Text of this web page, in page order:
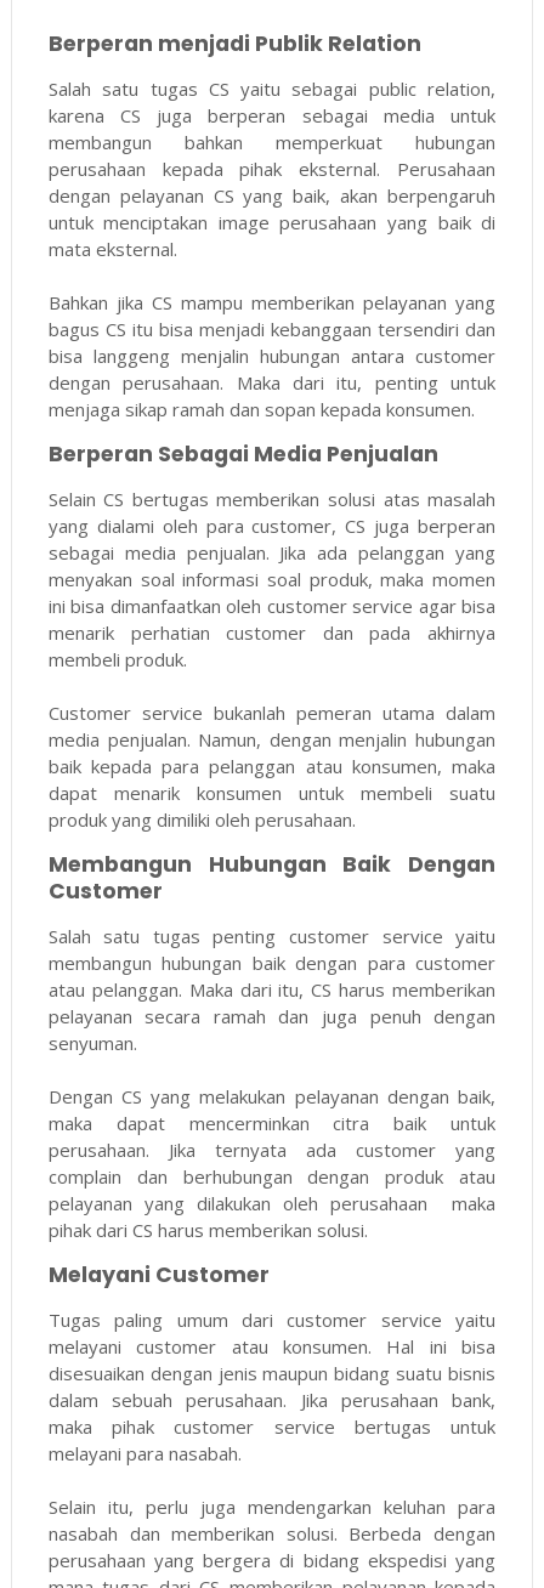
Berperan menjadi Publik Relation
Salah satu tugas CS yaitu sebagai public relation,
karena CS juga berperan sebagai media untuk
membangun bahkan memperkuat hubungan
perusahaan kepada pihak eksternal. Perusahaan
dengan pelayanan CS yang baik, akan berpengaruh
untuk menciptakan image perusahaan yang baik di
mata eksternal.
Bahkan jika CS mampu memberikan pelayanan yang
bagus CS itu bisa menjadi kebanggaan tersendiri dan
bisa langgeng menjalin hubungan antara customer
dengan perusahaan. Maka dari itu, penting untuk
menjaga sikap ramah dan sopan kepada konsumen.
Berperan Sebagai Media Penjualan
Selain CS bertugas memberikan solusi atas masalah
yang dialami oleh para customer, CS juga berperan
sebagai media penjualan. Jika ada pelanggan yang
menyakan soal informasi soal produk, maka momen
ini bisa dimanfaatkan oleh customer service agar bisa
menarik perhatian customer dan pada akhirnya
membeli produk.
Customer service bukanlah pemeran utama dalam
media penjualan. Namun, dengan menjalin hubungan
baik kepada para pelanggan atau konsumen, maka
dapat menarik konsumen untuk membeli suatu
produk yang dimiliki oleh perusahaan.
Membangun Hubungan Baik Dengan
Customer
Salah satu tugas penting customer service yaitu
membangun hubungan baik dengan para customer
atau pelanggan. Maka dari itu, CS harus memberikan
pelayanan secara ramah dan juga penuh dengan
senyuman.
Dengan CS yang melakukan pelayanan dengan baik,
maka dapat mencerminkan citra baik untuk
perusahaan. Jika ternyata ada customer yang
complain dan berhubungan dengan produk atau
pelayanan yang dilakukan oleh perusahaan maka
pihak dari CS harus memberikan solusi.
Melayani Customer
Tugas paling umum dari customer service yaitu
melayani customer atau konsumen. Hal ini bisa
disesuaikan dengan jenis maupun bidang suatu bisnis
dalam sebuah perusahaan. Jika perusahaan bank,
maka pihak customer service bertugas untuk
melayani para nasabah.
Selain itu, perlu juga mendengarkan keluhan para
nasabah dan memberikan solusi. Berbeda dengan
perusahaan yang bergera di bidang ekspedisi yang